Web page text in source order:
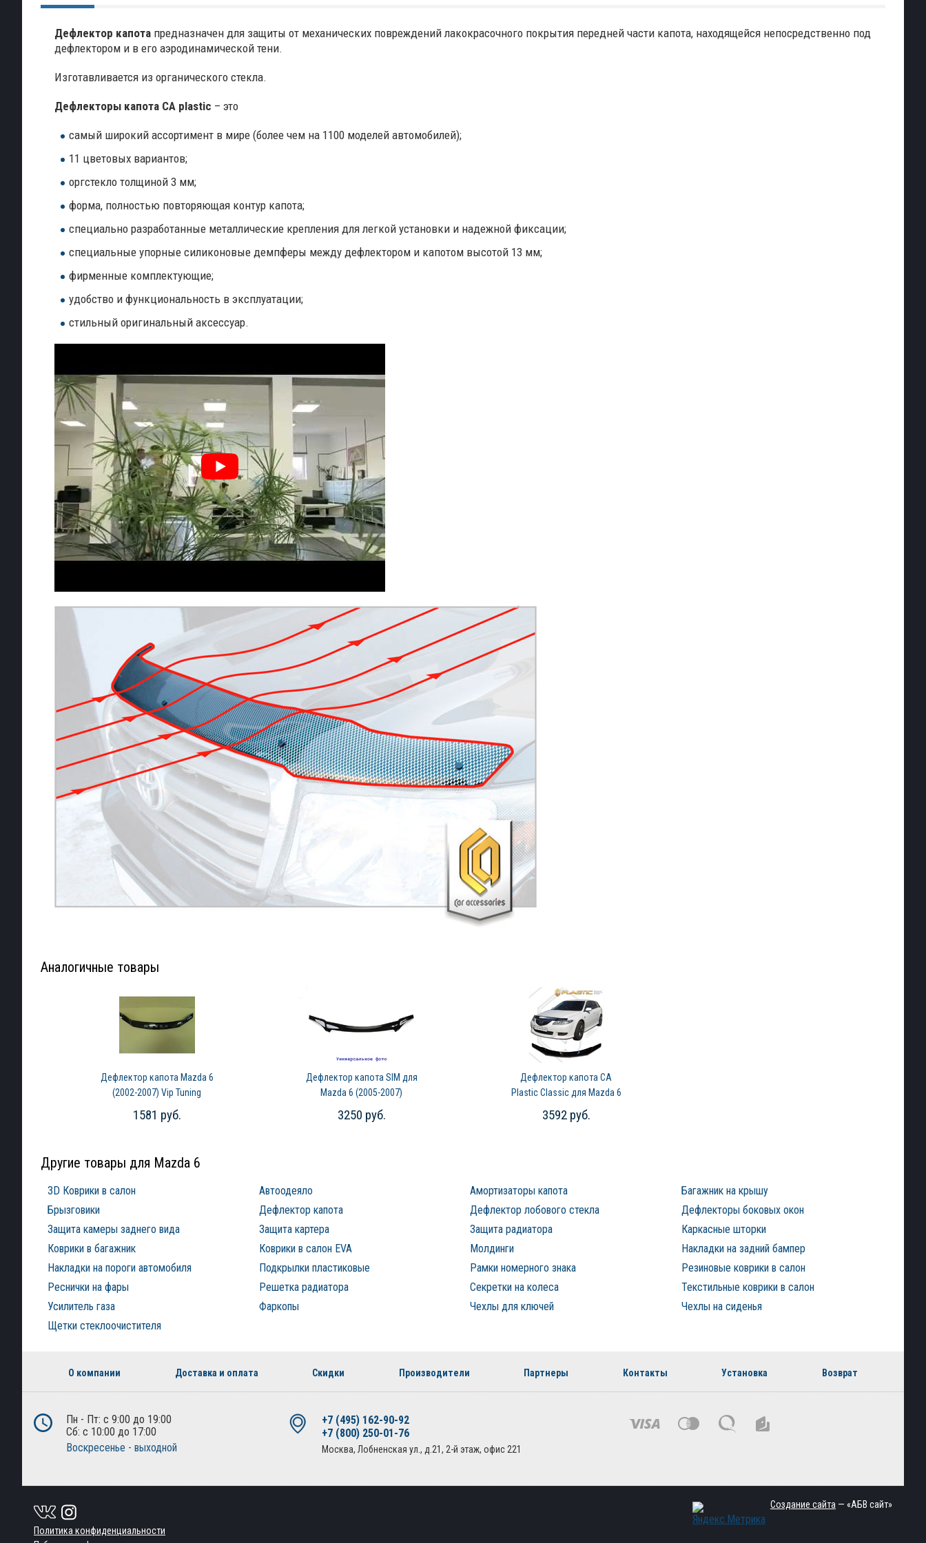
Дефлектор капота предназначен для защиты от механических повреждений лакокрасочного покрытия передней части капота, находящейся непосредственно под
дефлектором и в его аэродинамической тени.
Изготавливается из органического стекла.
Дефлекторы капота CA plastic – это
самый широкий ассортимент в мире (более чем на 1100 моделей автомобилей);
11 цветовых вариантов;
оргстекло толщиной 3 мм;
форма, полностью повторяющая контур капота;
специально разработанные металлические крепления для легкой установки и надежной фиксации;
специальные упорные силиконовые демпферы между дефлектором и капотом высотой 13 мм;
фирменные комплектующие;
удобство и функциональность в эксплуатации;
стильный оригинальный аксессуар.
Аналогичные товары
Дефлектор капота Mazda 6
(2002-2007) Vip Tuning
1581 руб.
Дефлектор капота SIM для
Mazda 6 (2005-2007)
3250 руб.
Дефлектор капота CA
Plastic Classic для Mazda 6
универсал (2002-2008)
3592 руб.
Другие товары для Mazda 6
3D Коврики в салон Автоодеяло Амортизаторы капота
Багажник на крышу
Брызговики
Дефлектор капота Дефлектор лобового стекла
Дефлекторы боковых окон
Защита камеры заднего вида
Защита картера Защита радиатора
Каркасные шторки
Коврики в багажник
Коврики в салон EVA Молдинги
Накладки на задний бампер
Накладки на пороги автомобиля
Подкрылки пластиковые Рамки номерного знака
Резиновые коврики в салон
Реснички на фары
Решетка радиатора Секретки на колеса
Текстильные коврики в салон
Усилитель газа
Фаркопы Чехлы для ключей
Чехлы на сиденья
Щетки стеклоочистителя
О компании Доставка и оплата Скидки Производители Партнеры Контакты Установка Возврат
Пн - Пт: с 9:00 до 19:00
Сб: с 10:00 до 17:00
Воскресенье - выходной
+7 (495) 162-90-92
+7 (800) 250-01-76
Москва, Лобненская ул., д.21, 2-й этаж, офис 221
Политика конфиденциальности
Создание сайта — «АБВ сайт»